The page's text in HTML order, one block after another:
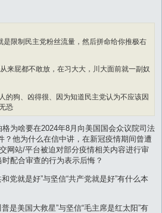
是限制民主党粉丝流量，然后拼命给你推极右
来屁都不敢放，在习大大，川大面前就一副奴
的狗、凶得很、因为知道民主党认为不应该因
恐
为啥要在2024年8月向美国国会众议院司法
？他为什么在信中讲，在新冠疫情期间曾遭
网站/平台被迫对部分疫情相关内容进行审
配合审查的行为表示后悔？
党就是好”与坚信“共产党就是好”有什么本
是美国大救星”与坚信“毛主席是红太阳”有